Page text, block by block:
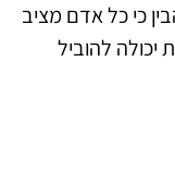
כי כל אדם מציב
יכולה להוביל